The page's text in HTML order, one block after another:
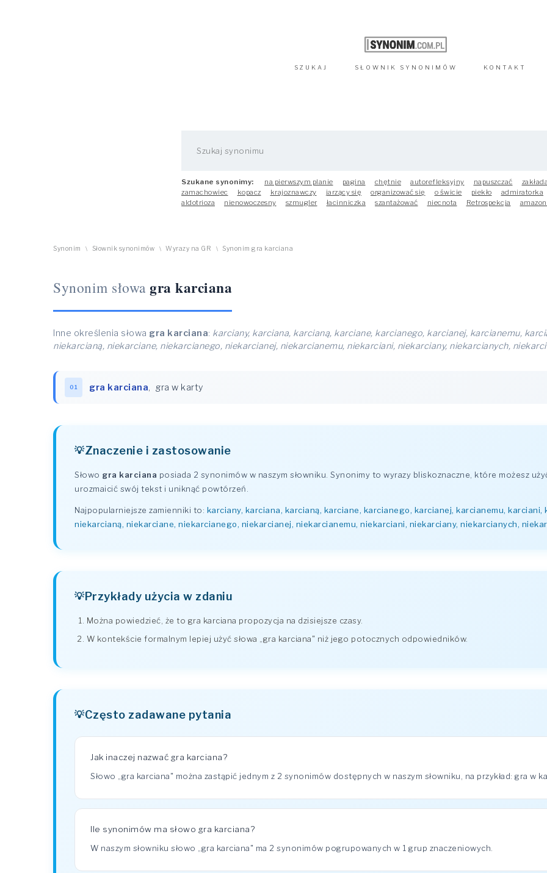
SZUKAJ SŁOWNIK SYNONIMÓW KONTAKT
Szukane synonimy: na pierwszym planie pagina chętnie autorefleksyjny napuszczać
zamachowiec
kopacz krajoznawczy jarzący się organizować się o świcie piekło
admiratorka
aldotrioza
nienowoczesny szmugler łacinniczka szantażować niecnota Retrospekcja
Synonim \ Słownik synonimów \ Wyrazy na GR \ Synonim gra karciana
Synonim słowa gra karciana
Inne określenia słowa gra karciana: karciany, karciana, karcianą, karciane, karcianego, karcianej, karcianemu,
niekarcianą, niekarciane, niekarcianego, niekarcianej, niekarcianemu, niekarciani, niekarciany, niekarcianych,
01 gra karciana, gra w karty
Znaczenie i zastosowanie
Słowo gra karciana posiada 2 synonimów w naszym słowniku. Synonimy to wyrazy bliskoznaczne, które możesz
urozmaicić swój tekst i uniknąć powtórzeń.
Najpopularniejsze zamienniki to: karciany, karciana, karcianą, karciane, karcianego, karcianej, karcianemu,
niekarcianą, niekarciane, niekarcianego, niekarcianej, niekarcianemu, niekarciani, niekarciany, niekarcianych,
Przykłady użycia w zdaniu
Można powiedzieć, że to gra karciana propozycja na dzisiejsze czasy.
W kontekście formalnym lepiej użyć słowa „gra karciana" niż jego potocznych odpowiedników.
Często zadawane pytania
Jak inaczej nazwać gra karciana?
Słowo „gra karciana" można zastąpić jednym z 2 synonimów dostępnych w naszym słowniku, na przykład: gra w
Ile synonimów ma słowo gra karciana?
W naszym słowniku słowo „gra karciana" ma 2 synonimów pogrupowanych w 1 grup znaczeniowych.